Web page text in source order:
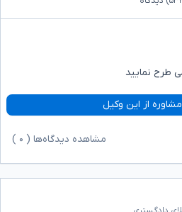
طرح نمایید
از این وکیل
مشاهده دیدگاه‌ها ( ۰